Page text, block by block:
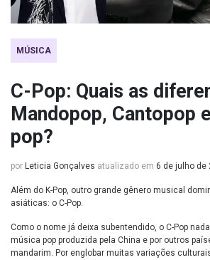
MÚSICA
C-Pop: Quais as
Mandopop, Cantopop
pop?
por Leticia Gonçalves atualizado em 6 de julho de
Além do K-Pop, outro grande gênero musical
asiáticas: o C-Pop.
Como o nome já deixa subentendido, o C-Pop
música pop produzida pela China e por outros
mandarim. Por englobar muitas variações